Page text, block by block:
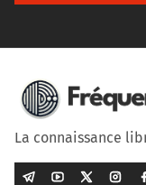
La connaissance